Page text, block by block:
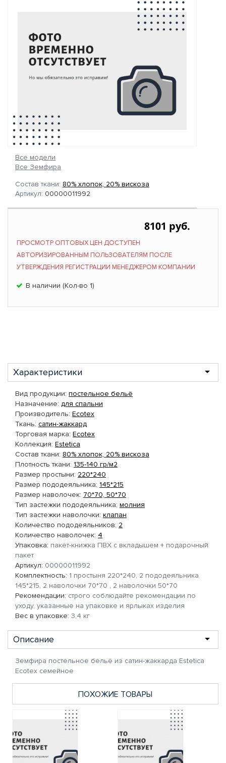
Все модели
Все Земфира
Состав ткани: 80% хлопок, 20% вискоза
Артикул: 00000011992
8101 руб.
ПРОСМОТР ОПТОВЫХ ЦЕН ДОСТУПЕН
АВТОРИЗИРОВАННЫМ ПОЛЬЗОВАТЕЛЯМ ПОСЛЕ
УТВЕРЖДЕНИЯ РЕГИСТРАЦИИ МЕНЕДЖЕРОМ КОМПАНИИ
В наличии (Кол-во 1)
Характеристики
Вид продукции: постельное бельё
Назначение: для спальни
Производитель: Ecotex
Ткань: сатин-жаккард
Торговая марка: Ecotex
Коллекция: Estetica
Состав ткани: 80% хлопок, 20% вискоза
Плотность ткани: 135-140 гр/м2
Размер простыни: 220*240
Размер пододеяльника: 145*215
Размер наволочек: 70*70, 50*70
Тип застежки пододеяльника: молния
Тип застежки наволочки: клапан
Количество пододеяльников: 2
Количество наволочек: 4
Упаковка: пакет-книжка ПВХ с вкладышем + подарочный
пакет
Артикул: 00000011992
Комплектность: 1 простыня 220*240, 2 пододеяльника
145*215, 2 наволочки 70*70 , 2 наволочки 50*70
Рекомендации: строго соблюдайте рекомендации по
уходу, указанные на упаковке и ярлыках изделия
Вес в упаковке: 3,4 кг
Описание
Земфира постельное бельё из сатин-жаккарда Estetica
Ecotex семейное
ПОХОЖИЕ ТОВАРЫ